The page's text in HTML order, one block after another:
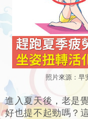
照 片來源： 早
進入夏天後，老是
好也提不起勁嗎？